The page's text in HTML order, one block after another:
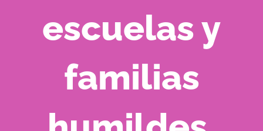
escuelas y
familias